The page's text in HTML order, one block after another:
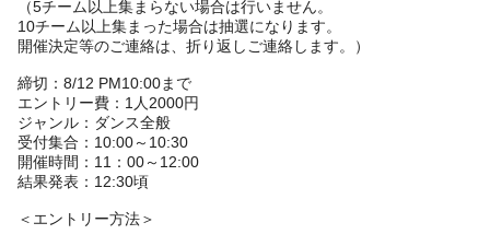
（5チーム以上集まらない場合は行いません。
10チーム以上集まった場合は抽選になります。
開催決定等のご連絡は、折り返しご連絡します。）
締切：8/12 PM10:00まで
エントリー費：1人2000円
ジャンル：ダンス全般
受付集合：10:00～10:30
開催時間：11：00～12:00
結果発表：12:30頃
＜エントリー方法＞